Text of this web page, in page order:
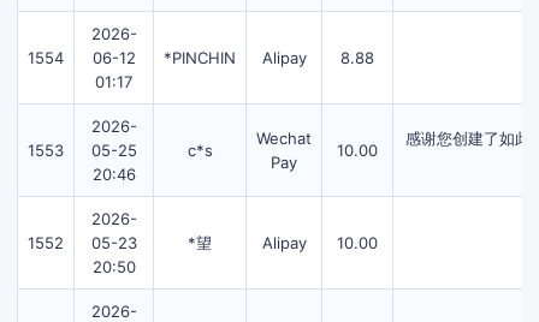
1554
2026-
06-12
01:17
*PINCHIN Alipay 8.88
1553
2026-
05-25
20:46
c*s
Wechat
Pay
10.00
感谢您创建了如此
1552
2026-
05-23
20:50
*望 Alipay 10.00
2026-